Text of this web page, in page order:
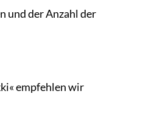
und der Anzahl der
empfehlen wir